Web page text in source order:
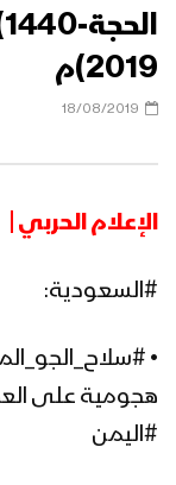
2019)م
18/08/2019
الإعلام الحربي |
#السعودية:
•
هجومية على
#اليمن